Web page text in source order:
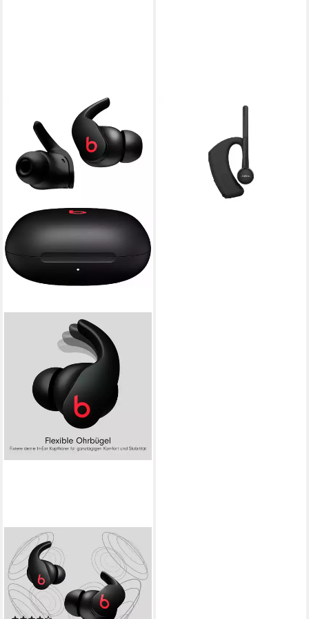
BEATS BY DR. DRE
Beats Fit Pro True wireless
In-Ear-Kopfhörer (Active
Noise Cancelling (ANC), True
Wireless, kompatibel mit Siri,
lieferbar - in 4-5 Werktagen bei dir